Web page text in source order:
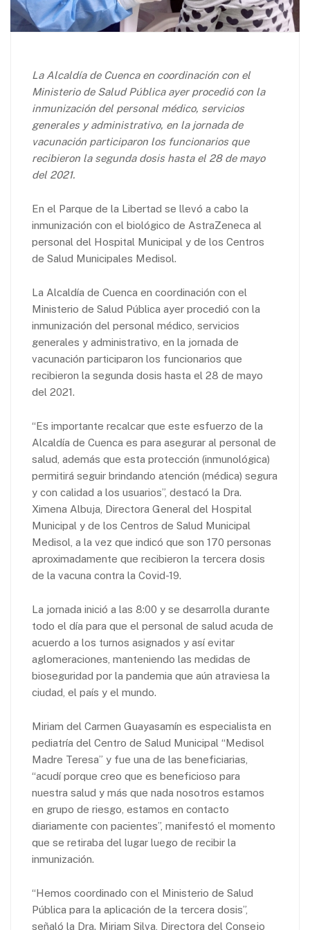
La Alcaldía de Cuenca en coordinación con el
Ministerio de Salud Pública ayer procedió con la
inmunización del personal médico, servicios
generales y administrativo, en la jornada de
vacunación participaron los funcionarios que
recibieron la segunda dosis hasta el 28 de mayo
del 2021.
En el Parque de la Libertad se llevó a cabo la
inmunización con el biológico de AstraZeneca al
personal del Hospital Municipal y de los Centros
de Salud Municipales Medisol.
La Alcaldía de Cuenca en coordinación con el
Ministerio de Salud Pública ayer procedió con la
inmunización del personal médico, servicios
generales y administrativo, en la jornada de
vacunación participaron los funcionarios que
recibieron la segunda dosis hasta el 28 de mayo
del 2021.
“Es importante recalcar que este esfuerzo de la
Alcaldía de Cuenca es para asegurar al personal de
salud, además que esta protección (inmunológica)
permitirá seguir brindando atención (médica) segura
y con calidad a los usuarios”, destacó la Dra.
Ximena Albuja, Directora General del Hospital
Municipal y de los Centros de Salud Municipal
Medisol, a la vez que indicó que son 170 personas
aproximadamente que recibieron la tercera dosis
de la vacuna contra la Covid-19.
La jornada inició a las 8:00 y se desarrolla durante
todo el día para que el personal de salud acuda de
acuerdo a los turnos asignados y así evitar
aglomeraciones, manteniendo las medidas de
bioseguridad por la pandemia que aún atraviesa la
ciudad, el país y el mundo.
Miriam del Carmen Guayasamín es especialista en
pediatría del Centro de Salud Municipal “Medisol
Madre Teresa” y fue una de las beneficiarias,
“acudí porque creo que es beneficioso para
nuestra salud y más que nada nosotros estamos
en grupo de riesgo, estamos en contacto
diariamente con pacientes”, manifestó el momento
que se retiraba del lugar luego de recibir la
inmunización.
“Hemos coordinado con el Ministerio de Salud
Pública para la aplicación de la tercera dosis”,
señaló la Dra. Miriam Silva, Directora del Consejo